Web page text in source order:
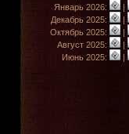
Январь 2026:
|
Декабрь 2025:
|
Октябрь 2025:
|
Август 2025:
|
Июнь 2025:
|